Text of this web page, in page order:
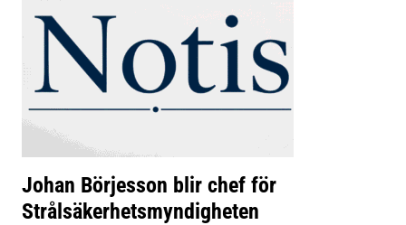
Johan Börjesson blir chef för
Strålsäkerhetsmyndigheten